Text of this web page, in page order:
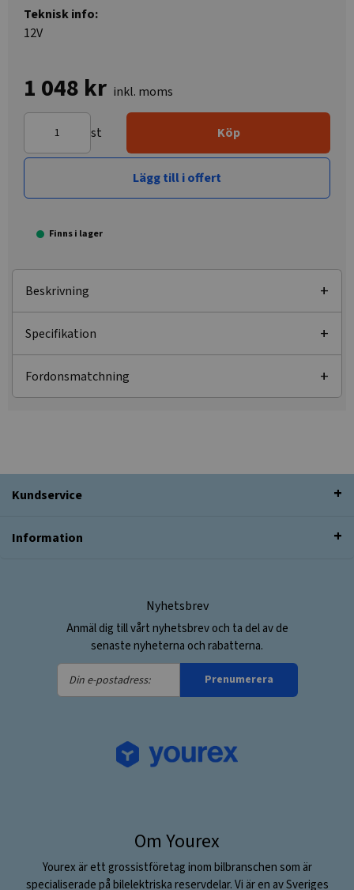
Teknisk info:
12V
1 048 kr inkl. moms
st Köp
Lägg till i offert
Finns i lager
Beskrivning
Specifikation
Fordonsmatchning
Kundservice
Information
Nyhetsbrev
Anmäl dig till vårt nyhetsbrev och ta del av de
senaste nyheterna och rabatterna.
Din
e-
Prenumerera
Om Yourex
Yourex är ett grossistföretag inom bilbranschen som är
specialiserade på bilelektriska reservdelar. Vi är en av Sveriges